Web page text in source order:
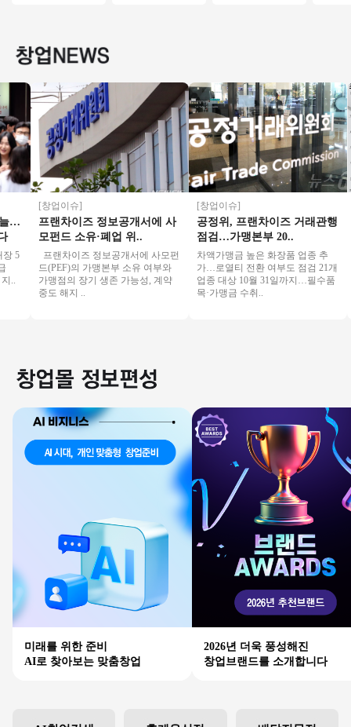
[창업이슈]
프랜차이즈 정보공개서에 사
모펀드 소유·폐업 위..
프랜차이즈 정보공개서에 사모펀
드(PEF)의 가맹본부 소유 여부와
가맹점의 장기 생존 가능성, 계약
중도 해지 ..
[창업이슈]
공정위, 프랜차이즈 거래관행
점검…가맹본부 20..
차액가맹금 높은 화장품 업종 추
가…로열티 전환 여부도 점검 21개
업종 대상 10월 31일까지…필수품
목·가맹금 수취..
미래를 위한 준비
AI로 찾아보는 맞춤창업
2026년 더욱 풍성해진
창업브랜드를 소개합니다